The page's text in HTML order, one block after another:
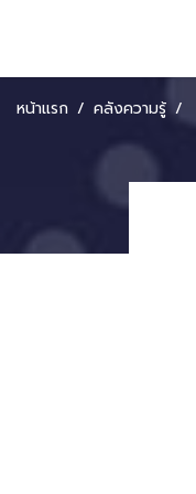
หน้าแรก คลังความรู้